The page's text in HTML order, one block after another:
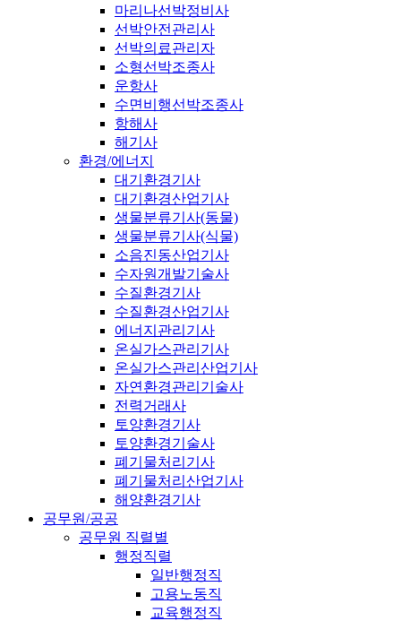
마리나선박정비사
선박안전관리사
선박의료관리자
소형선박조종사
운항사
수면비행선박조종사
항해사
해기사
환경/에너지
대기환경기사
대기환경산업기사
생물분류기사(동물)
생물분류기사(식물)
소음진동산업기사
수자원개발기술사
수질환경기사
수질환경산업기사
에너지관리기사
온실가스관리기사
온실가스관리산업기사
자연환경관리기술사
전력거래사
토양환경기사
토양환경기술사
폐기물처리기사
폐기물처리산업기사
해양환경기사
공무원/공공
공무원 직렬별
행정직렬
일반행정직
고용노동직
교육행정직